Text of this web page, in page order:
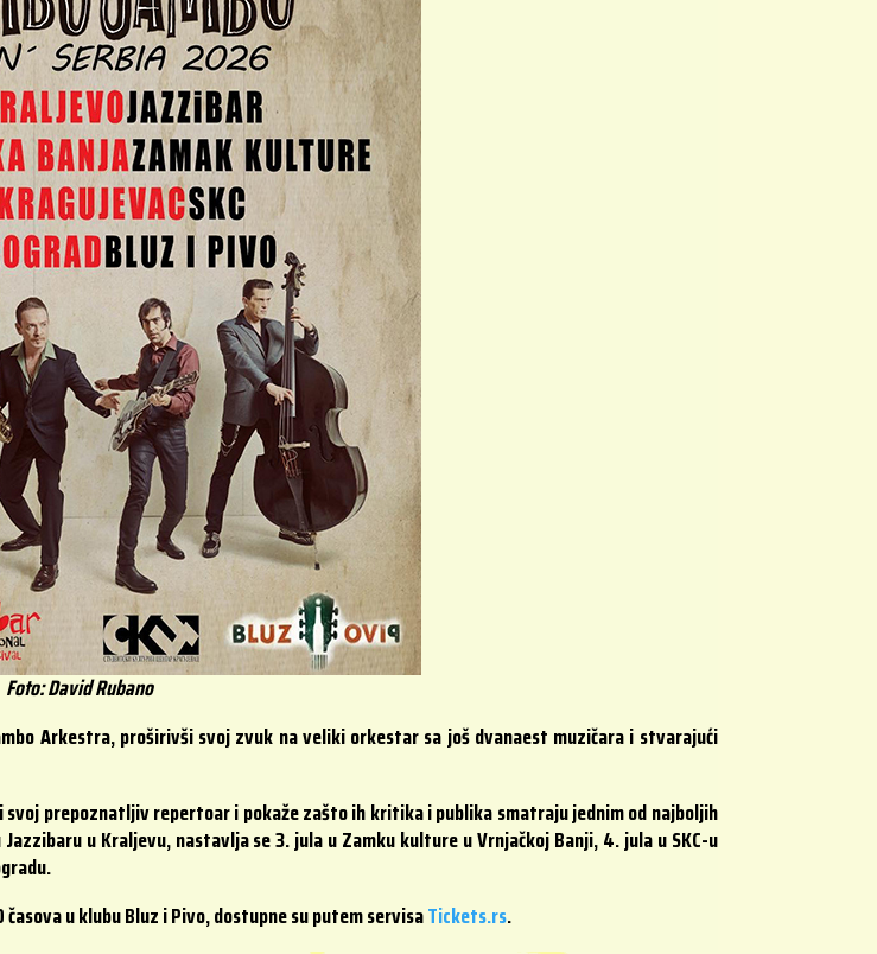
Foto: David Rubano
Arkestra, proširivši svoj zvuk na veliki orkestar sa još dvanaest muzičara i stvarajući
prepoznatljiv repertoar i pokaže zašto ih kritika i publika smatraju jednim od najboljih
u Kraljevu, nastavlja se 3. jula u Zamku kulture u Vrnjačkoj Banji, 4. jula u SKC-u
u klubu Bluz i Pivo, dostupne su putem servisaTickets.rs.